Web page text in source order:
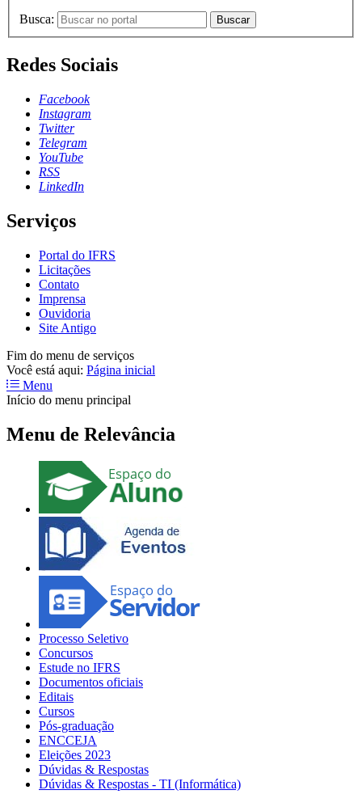
Busca: Buscar
Redes Sociais
Facebook
Instagram
Twitter
Telegram
YouTube
RSS
LinkedIn
Serviços
Portal do IFRS
Licitações
Contato
Imprensa
Ouvidoria
Site Antigo
Fim do menu de serviços
Você está aqui: Página inicial
Menu
Início do menu principal
Menu de Relevância
Processo Seletivo
Concursos
Estude no IFRS
Documentos oficiais
Editais
Cursos
Pós-graduação
ENCCEJA
Eleições 2023
Dúvidas & Respostas
Dúvidas & Respostas - TI (Informática)